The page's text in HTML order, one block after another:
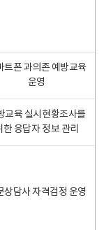
트폰 과의존 예방교육
운영
교육 실시현황조사를
한 응답자 정보 관리
상담사 자격검정 운영